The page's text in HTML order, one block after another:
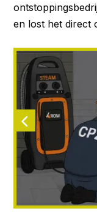
en lost het direct